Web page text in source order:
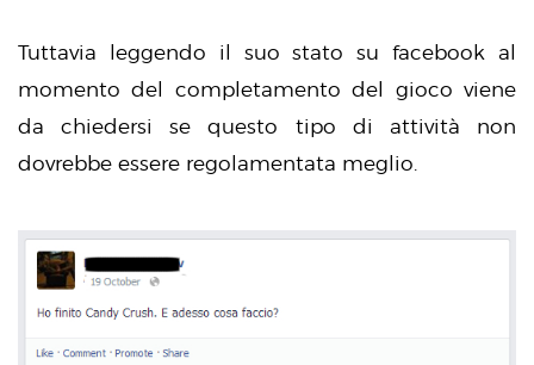
Tuttavia leggendo il suo stato su facebook al
momento del completamento del gioco viene
da chiedersi se questo tipo di attività non
dovrebbe essere regolamentata meglio.